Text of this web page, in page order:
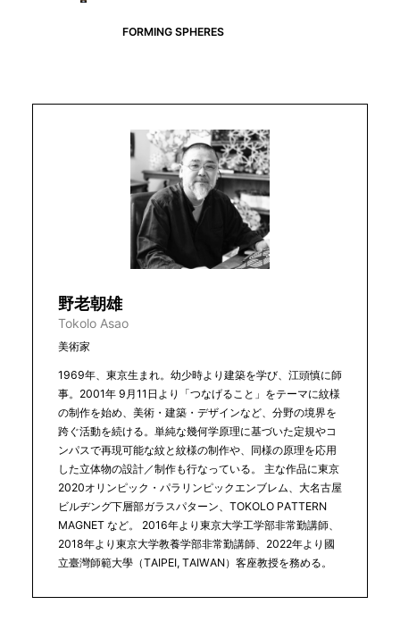
FORMING SPHERES
野老朝雄
Tokolo Asao
美術家
1969年、東京生まれ。幼少時より建築を学び、江頭慎に師
事。2001年 9月11日より「つなげること」をテーマに紋様
の制作を始め、美術・建築・デザインなど、分野の境界を
跨ぐ活動を続ける。単純な幾何学原理に基づいた定規やコ
ンパスで再現可能な紋と紋様の制作や、同様の原理を応用
した立体物の設計／制作も行なっている。 主な作品に東京
2020オリンピック・パラリンピックエンブレム、大名古屋
ビルヂング下層部ガラスパターン、TOKOLO PATTERN
MAGNET など。 2016年より東京大学工学部非常勤講師、
2018年より東京大学教養学部非常勤講師、2022年より國
立臺灣師範大學（TAIPEI, TAIWAN）客座教授を務める。